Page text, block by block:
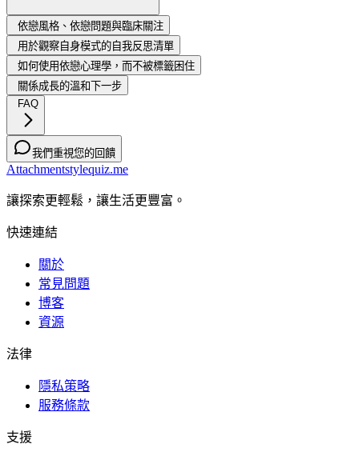
依戀風格、依戀問題與臨床關注
用於觀察自身模式的自我反思清單
如何使用依戀心理學，而不被標籤困住
關係成長的溫和下一步
FAQ
我們重視您的回饋
Attachmentstylequiz.me
讓探索更輕鬆，讓生活更豐富。
快速連結
關於
常見問題
博客
資源
法律
隱私策略
服務條款
支援